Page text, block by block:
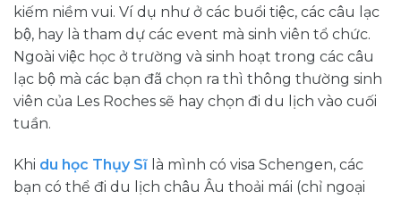
kiếm niềm vui. Ví dụ như ở các buổi tiệc, các câu lạc
bộ, hay là tham dự các event mà sinh viên tổ chức.
Ngoài việc học ở trường và sinh hoạt trong các câu
lạc bộ mà các bạn đã chọn ra thì thông thường sinh
viên của Les Roches sẽ hay chọn đi du lịch vào cuối
tuần.
Khi du học Thụy Sĩ là mình có visa Schengen, các
bạn có thể đi du lịch châu Âu thoải mái (chỉ ngoại